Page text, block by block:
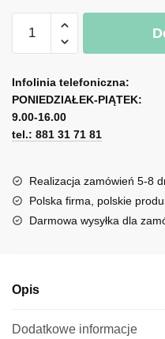
Plakat
zabawną
sentencją
l
t
e
r
a
t
i
Infolinia telefoniczna:
PONIEDZIAŁEK-PIĄTEK:
9.00-16.00
tel.: 881 31 71 81
Realizacja zamówień 5-8
Polska firma, polskie
Darmowa wysyłka dla
Opis
Dodatkowe informacje